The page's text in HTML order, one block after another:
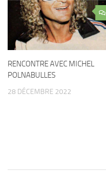
RENCONTRE AVEC MICHEL
POLNABULLES
28 DÉCEMBRE 2022